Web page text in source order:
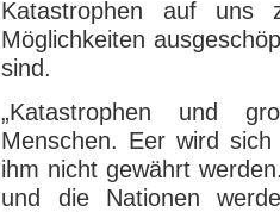
Katastrophen auf uns
Möglichkeiten
sind.
„Katastrophen und
Menschen. Eer wird
ihm nicht gewährt
und die Nationen